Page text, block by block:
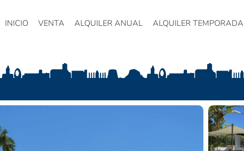
INICIO VENTA ALQUILER ANUAL ALQUILER TEMPORADA